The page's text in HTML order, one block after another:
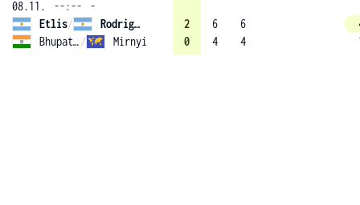
08.11.
--:--
-
Etlis/
Rodriguez
Bhupathi / Mirnyi
2
0
6
4
6
4